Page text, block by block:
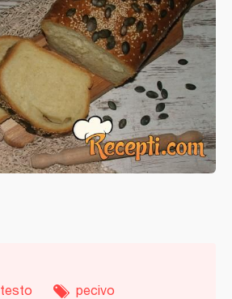
testo
pecivo